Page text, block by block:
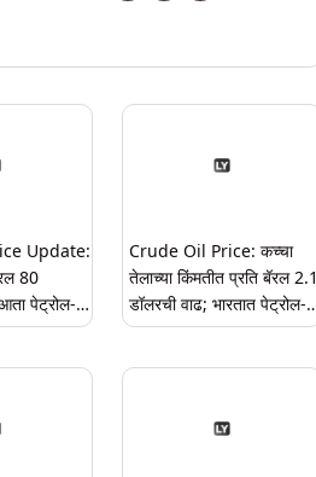
Update:
80
पेट्रोल-
Crude Oil Price: कच्चा
तेलाच्या किंमतीत प्रति बॅरल 2.1
डॉलरची वाढ; भारतात पेट्रोल-
डिझेल महागण्याची शक्यता